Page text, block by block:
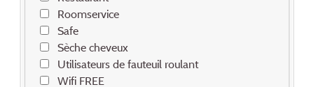
Roomservice
Safe
Sèche cheveux
Utilisateurs de fauteuil roulant
Wifi FREE